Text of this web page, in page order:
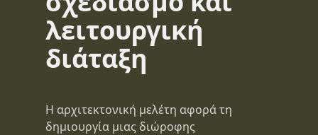
λειτουργική
διάταξη
Η αρχιτεκτονική μελέτη αφορά τη
δημιουργία μιας διώροφης